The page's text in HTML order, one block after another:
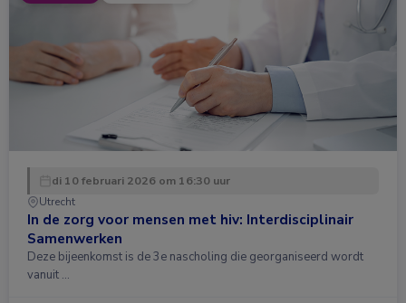
di 10 februari 2026 om 16:30 uur
Utrecht
In de zorg voor mensen met hiv: Interdisciplinair
Samenwerken
Deze bijeenkomst is de 3e nascholing die georganiseerd wordt
vanuit …